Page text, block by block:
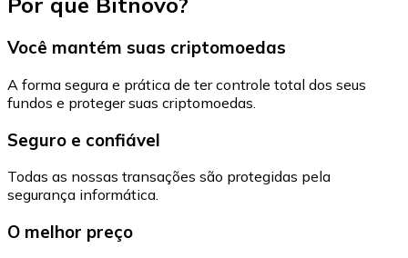
Você mantém suas criptomoedas
A forma segura e prática de ter controle total dos seus
fundos e proteger suas criptomoedas.
Seguro e confiável
Todas as nossas transações são protegidas pela
segurança informática.
O melhor preço